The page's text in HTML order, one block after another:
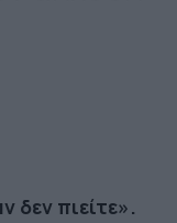
δεν πιείτε».